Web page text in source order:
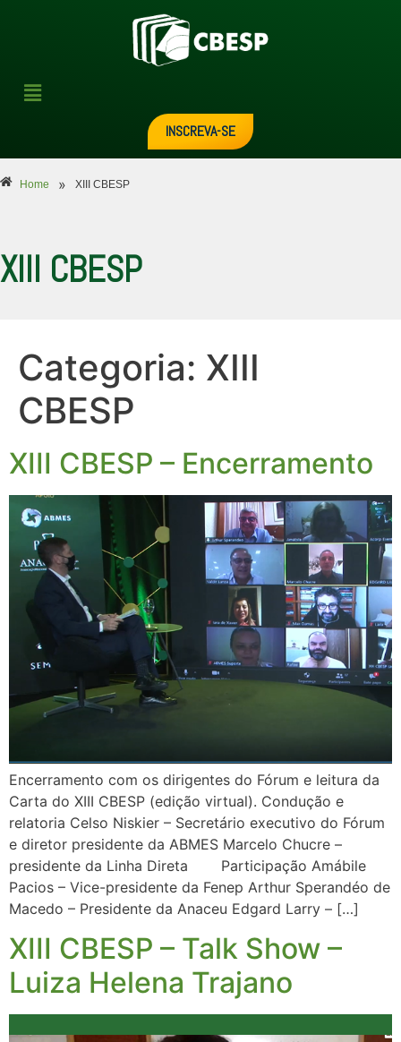
INSCREVA-SE
Home » XIII CBESP
XIII CBESP
Categoria: XIII
CBESP
XIII CBESP – Encerramento
Encerramento com os dirigentes do Fórum e leitura da
Carta do XIII CBESP (edição virtual). Condução e
relatoria Celso Niskier – Secretário executivo do Fórum
e diretor presidente da ABMES Marcelo Chucre –
presidente da Linha Direta Participação Amábile
Pacios – Vice-presidente da Fenep Arthur Sperandéo de
Macedo – Presidente da Anaceu Edgard Larry – […]
XIII CBESP – Talk Show –
Luiza Helena Trajano